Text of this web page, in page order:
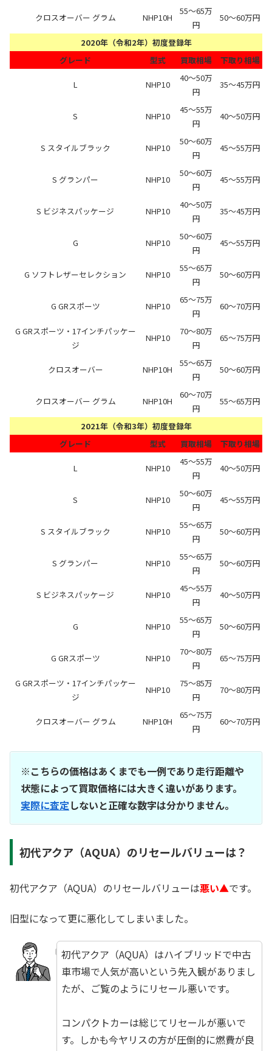
クロスオーバー グラム NHP10H
55～65万
円
50～60万円
2020年（令和2年）初度登録年
グレード
型式 買取相場 下取り相場
L NHP10
40～50万
円
35～45万円
S NHP10
45～55万
円
40～50万円
S スタイルブラック NHP10
50～60万
円
45～55万円
S グランパー NHP10
50～60万
円
45～55万円
S ビジネスパッケージ NHP10
40～50万
円
35～45万円
G NHP10
50～60万
円
45～55万円
G ソフトレザーセレクション NHP10
55～65万
円
50～60万円
G GRスポーツ NHP10
65～75万
円
60～70万円
G GRスポーツ・17インチパッケー
ジ
NHP10
70～80万
円
65～75万円
クロスオーバー NHP10H
55～65万
円
50～60万円
クロスオーバー グラム NHP10H
60～70万
円
55～65万円
2021年（令和3年）初度登録年
グレード
型式 買取相場 下取り相場
L NHP10
45～55万
円
40～50万円
S NHP10
50～60万
円
45～55万円
S スタイルブラック NHP10
55～65万
円
50～60万円
S グランパー NHP10
55～65万
円
50～60万円
S ビジネスパッケージ NHP10
45～55万
円
40～50万円
G NHP10
55～65万
円
50～60万円
G GRスポーツ NHP10
70～80万
円
65～75万円
G GRスポーツ・17インチパッケー
ジ
NHP10
75～85万
円
70～80万円
クロスオーバー グラム NHP10H
65～75万
円
60～70万円
※こちらの価格はあくまでも一例であり走行距離や
状態によって買取価格には大きく違いがあります。
実際に査定しないと正確な数字は分かりません。
初代アクア（AQUA）のリセールバリューは？
初代アクア（AQUA）のリセールバリューは悪い▲です。
旧型になって更に悪化してしまいました。
初代アクア（AQUA）はハイブリッドで中古
車市場で人気が高いという先入観がありまし
たが、ご覧のようにリセール悪いです。
コンパクトカーは総じてリセールが悪いで
す。しかも今ヤリスの方が圧倒的に燃費が良